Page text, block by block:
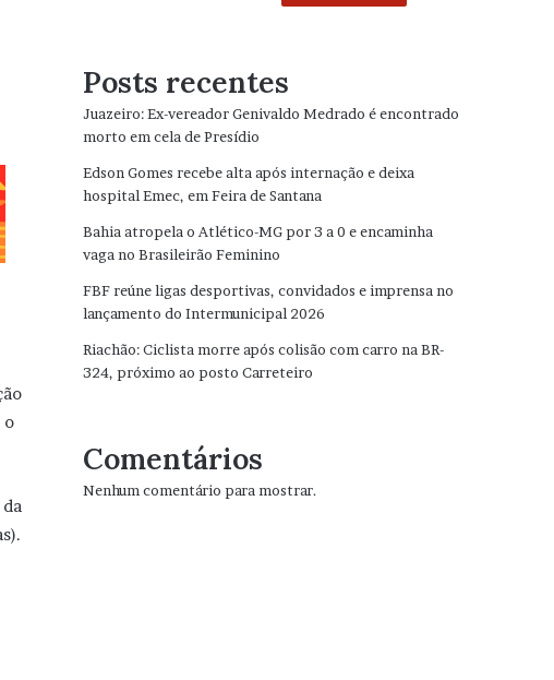
o
Posts recentes
Juazeiro: Ex-vereador Genivaldo Medrado é encontrado
morto em cela de Presídio
Edson Gomes recebe alta após internação e deixa
hospital Emec, em Feira de Santana
Bahia atropela o Atlético-MG por 3 a 0 e encaminha
vaga no Brasileirão Feminino
FBF reúne ligas desportivas, convidados e imprensa no
lançamento do Intermunicipal 2026
Riachão: Ciclista morre após colisão com carro na BR-
324, próximo ao posto Carreteiro
Comentários
Nenhum comentário para mostrar.